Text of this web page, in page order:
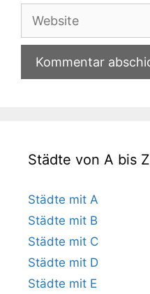
Adresse
Website
Städte von A bis Z
Städte mit A
Städte mit B
Städte mit C
Städte mit D
Städte mit E